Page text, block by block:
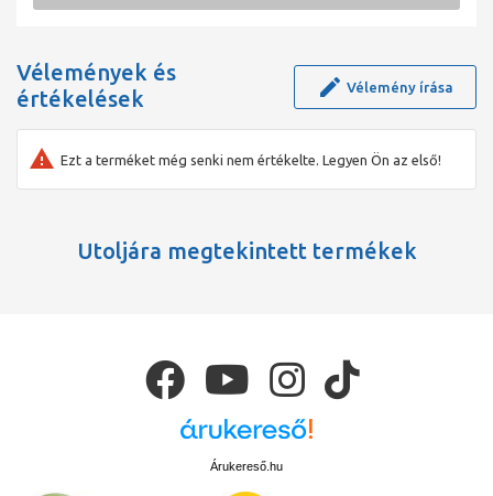
Vélemények és
értékelések
Vélemény írása
Ezt a terméket még senki nem értékelte. Legyen Ön az első!
Utoljára megtekintett termékek
Árukereső.hu